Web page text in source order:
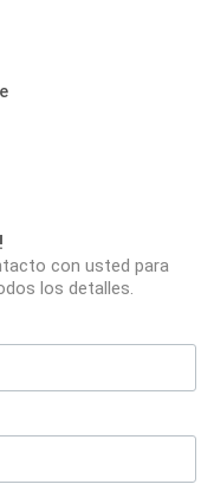
con usted para
los detalles.